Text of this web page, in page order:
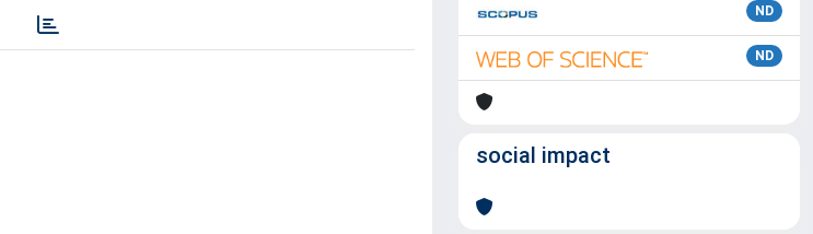
ND
ND
social impact